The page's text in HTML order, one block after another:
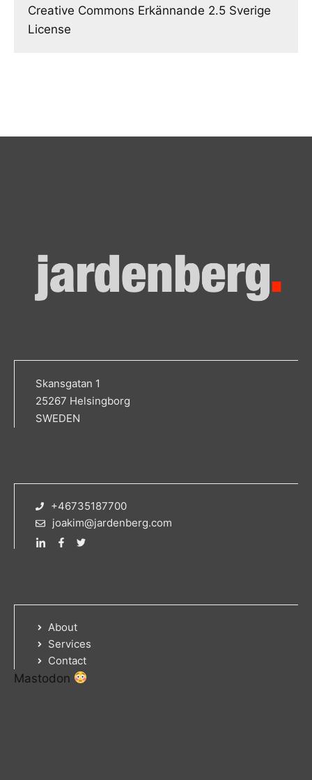
Creative Commons Erkännande 2.5 Sverige
License
Skansgatan 1
25267 Helsingborg
SWEDEN
+46735187700
joakim@jardenberg.com
About
Services
Contact
Mastodon